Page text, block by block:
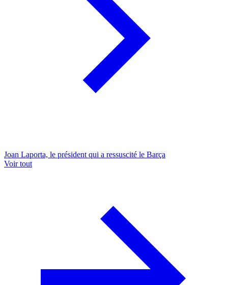
Joan Laporta, le président qui a ressuscité le Barça
Voir tout